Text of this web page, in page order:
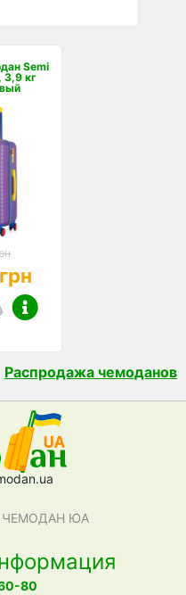
Semi
3,9 кг
Распродажа чемоданов
ЧЕМОДАН ЮА
80